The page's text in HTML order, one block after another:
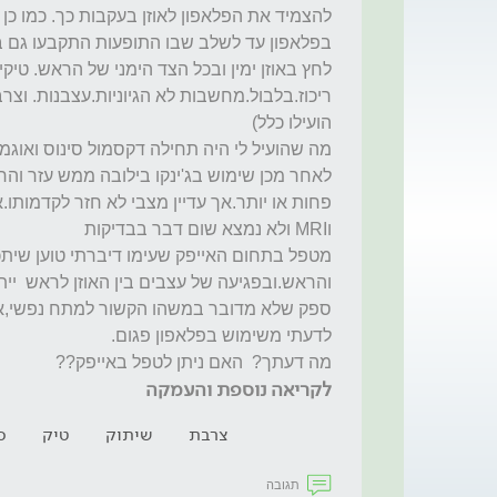
מה דעתך?  האם ניתן לטפל באייפק??
לקריאה נוספת והעמקה
צרבת שיתוק טיק
תגובה